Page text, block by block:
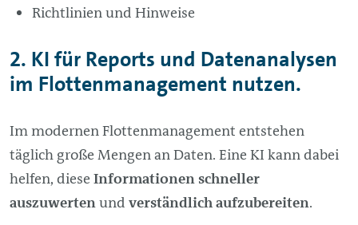
Richtlinien und Hinweise
2. KI für Reports und Datenanalysen
im Flottenmanagement nutzen.
Im modernen Flottenmanagement entstehen
täglich große Mengen an Daten. Eine KI kann dabei
helfen, diese Informationen schneller
auszuwertenund verständlich aufzubereiten.